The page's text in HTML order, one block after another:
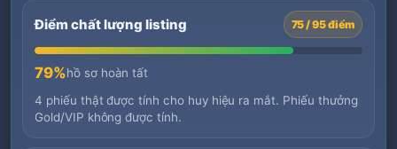
Điểm chất lượng listing 75 / 95 điểm
79%hồ sơ hoàn tất
4 phiếu thật được tính cho huy hiệu ra mắt. Phiếu thưởng
Gold/VIP không được tính.